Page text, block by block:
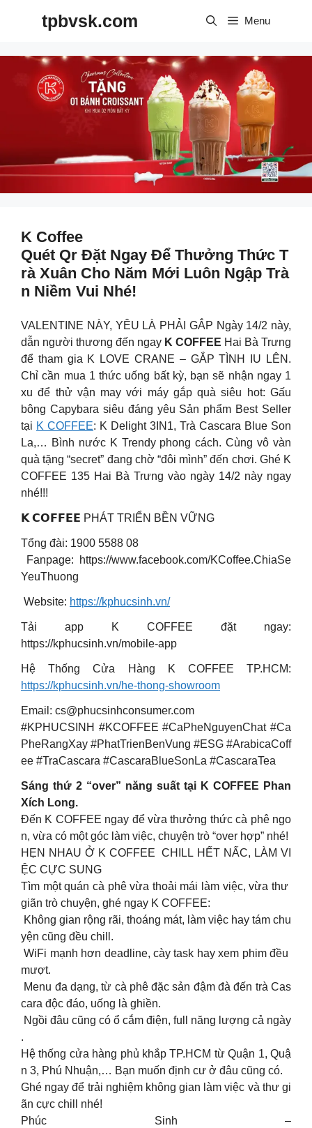
tpbvsk.com Menu
K Coffee
Quét Qr Đặt Ngay Để Thưởng Thức T
Rà Xuân Cho Năm Mới Luôn Ngập Trà
N Niềm Vui Nhé!
VALENTINE NÀY, YÊU LÀ PHẢI GẮP Ngày 14/2 này,
dẫn người thương đến ngay K COFFEE Hai Bà Trưng
để tham gia K LOVE CRANE – GẮP TÌNH IU LÊN.
Chỉ cần mua 1 thức uống bất kỳ, bạn sẽ nhận ngay 1
xu để thử vận may với máy gắp quà siêu hot: Gấu
bông Capybara siêu đáng yêu Sản phẩm Best Seller
tại K COFFEE: K Delight 3IN1, Trà Cascara Blue Son
La,… Bình nước K Trendy phong cách. Cùng vô vàn
quà tặng “secret” đang chờ “đôi mình” đến chơi. Ghé K
COFFEE 135 Hai Bà Trưng vào ngày 14/2 này ngay
nhé!!!
𝗞 𝗖𝗢𝗙𝗙𝗘𝗘 PHÁT TRIỂN BỀN VỮNG
Tổng đài: 1900 5588 08
Fanpage: https://www.facebook.com/KCoffee.ChiaSe
YeuThuong
Website: https://kphucsinh.vn/
Tải app K COFFEE đặt ngay:
https://kphucsinh.vn/mobile-app
Hệ Thống Cửa Hàng K COFFEE TP.HCM:
https://kphucsinh.vn/he-thong-showroom
Email: cs@phucsinhconsumer.com
#KPHUCSINH #KCOFFEE #CaPheNguyenChat #Ca
PheRangXay #PhatTrienBenVung #ESG #ArabicaCoff
ee #TraCascara #CascaraBlueSonLa #CascaraTea
Sáng thứ 2 “over” năng suất tại K COFFEE Phan
Xích Long.
Đến K COFFEE ngay để vừa thưởng thức cà phê ngo
n, vừa có một góc làm việc, chuyện trò “over hợp” nhé!
HẸN NHAU Ở K COFFEE CHILL HẾT NẤC, LÀM VI
ỆC CỰC SUNG
Tìm một quán cà phê vừa thoải mái làm việc, vừa thư
giãn trò chuyện, ghé ngay K COFFEE:
Không gian rộng rãi, thoáng mát, làm việc hay tám chu
yện cũng đều chill.
WiFi mạnh hơn deadline, cày task hay xem phim đều
mượt.
Menu đa dạng, từ cà phê đặc sản đậm đà đến trà Cas
cara độc đáo, uống là ghiền.
Ngồi đâu cũng có ổ cắm điện, full năng lượng cả ngày
.
Hệ thống cửa hàng phủ khắp TP.HCM từ Quận 1, Quậ
n 3, Phú Nhuận,… Bạn muốn định cư ở đâu cũng có.
Ghé ngay để trải nghiệm không gian làm việc và thư gi
ãn cực chill nhé!
Phúc Sinh –